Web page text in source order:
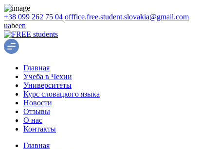
+38 099 262 75 04 offfice.free.student.slovakia@gmail.com
uabeen
Главная
Учеба в Чехии
Университеты
Курс словацкого языка
Новости
Отзывы
О нас
Контакты
Главная